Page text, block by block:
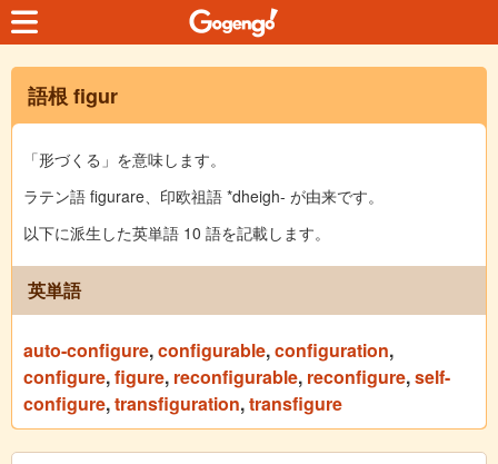
語根 figur
「形づくる」を意味します。
ラテン語 figurare、印欧祖語 *dheigh- が由来です。
以下に派生した英単語 10 語を記載します。
英単語
auto-configure,configurable,configuration,
configure,figure, reconfigurable, reconfigure,self-
configure,transfiguration,transfigure